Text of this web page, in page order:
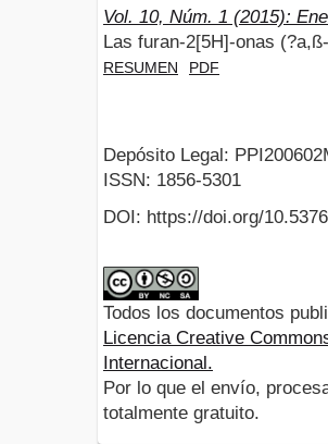
Vol. 10, Núm. 1 (2015):
Las furan-2[5H]-onas
RESUMEN PDF
Depósito Legal:
ISSN: 1856-5301
DOI: https://doi.org/
Todos los documentos
Licencia Creative
Internacional.
Por lo que el envío,
totalmente gratuito.